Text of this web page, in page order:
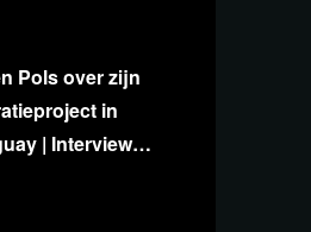
Pols over zijn
in
| Interview